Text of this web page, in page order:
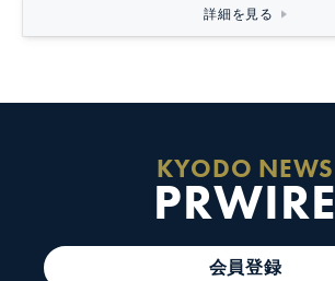
詳細を見る
KYODO NEWS
PRWIRE
会員登録